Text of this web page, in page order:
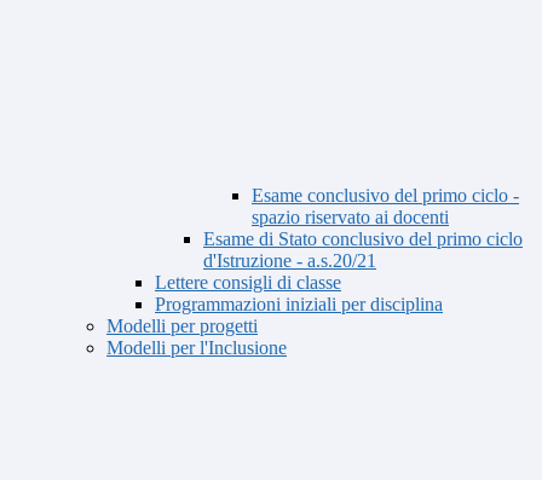
Esame conclusivo del primo ciclo -
spazio riservato ai docenti
Esame di Stato conclusivo del primo ciclo
d'Istruzione - a.s.20/21
Lettere consigli di classe
Programmazioni iniziali per disciplina
Modelli per progetti
Modelli per l'Inclusione